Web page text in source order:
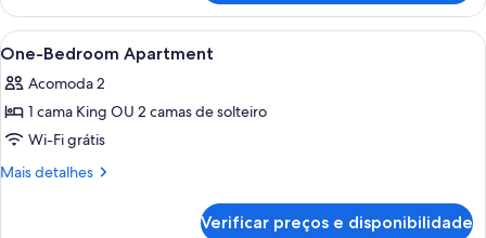
Bedroom
Apartment
Carrega
todas
as
fotos
de
One-
Quarto com cama grande, mesa de
8
One-Bedroom Apartment
Acomoda 2
1 cama King OU 2 camas de solteiro
Wi-Fi grátis
Mais detalhes
Mais
Verificar preços e disponibilidade